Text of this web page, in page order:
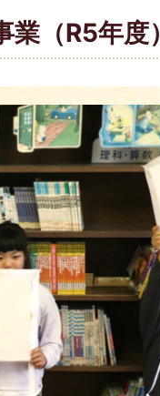
（R5年度）